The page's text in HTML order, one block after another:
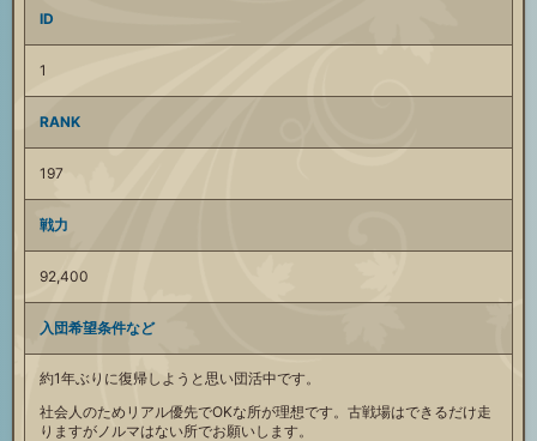
ID
1
RANK
197
戦力
92,400
入団希望条件など
約1年ぶりに復帰しようと思い団活中です。
社会人のためリアル優先でOKな所が理想です。古戦場はできるだけ走
りますがノルマはない所でお願いします。